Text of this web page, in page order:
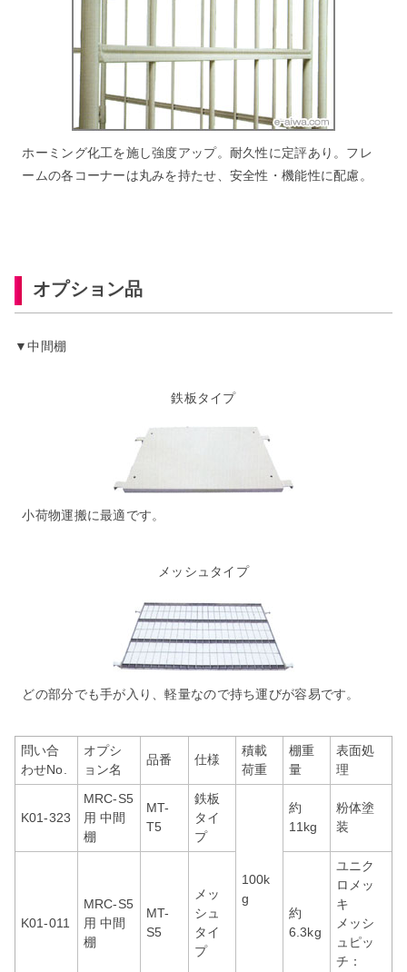
ホーミング化工を施し強度アップ。耐久性に定評あり。フレ
ームの各コーナーは丸みを持たせ、安全性・機能性に配慮。
オプション品
▼中間棚
鉄板タイプ
小荷物運搬に最適です。
メッシュタイプ
どの部分でも手が入り、軽量なので持ち運びが容易です。
問い合
わせNo.
オプシ
ョン名
品番 仕様
積載
荷重
棚重
量
表面処
理
K01-323
MRC-S5
用 中間
棚
MT-
T5
鉄板
タイ
プ
100k
g
約
11kg
粉体塗
装
K01-011
MRC-S5
用 中間
棚
MT-
S5
メッ
シュ
タイ
プ
約
6.3kg
ユニク
ロメッ
キ
メッシ
ュピッ
チ：